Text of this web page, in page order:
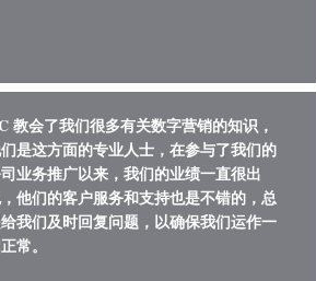
教会了我们很多有关数字营销的知识，
是这方面的专业人士，在参与了我们的
业务推广以来，我们的业绩一直很出
他们的客户服务和支持也是不错的，总
我们及时回复问题，以确保我们运作一
常。